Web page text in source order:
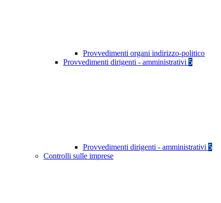
Provvedimenti organi indirizzo-politico
Provvedimenti dirigenti - amministrativi 5
Provvedimenti dirigenti - amministrativi 5
Controlli sulle imprese